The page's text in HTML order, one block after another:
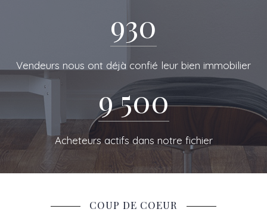
930
Vendeurs nous ont déjà confié leur bien immobilier
9 500
Acheteurs actifs dans notre fichier
COUP DE COEUR